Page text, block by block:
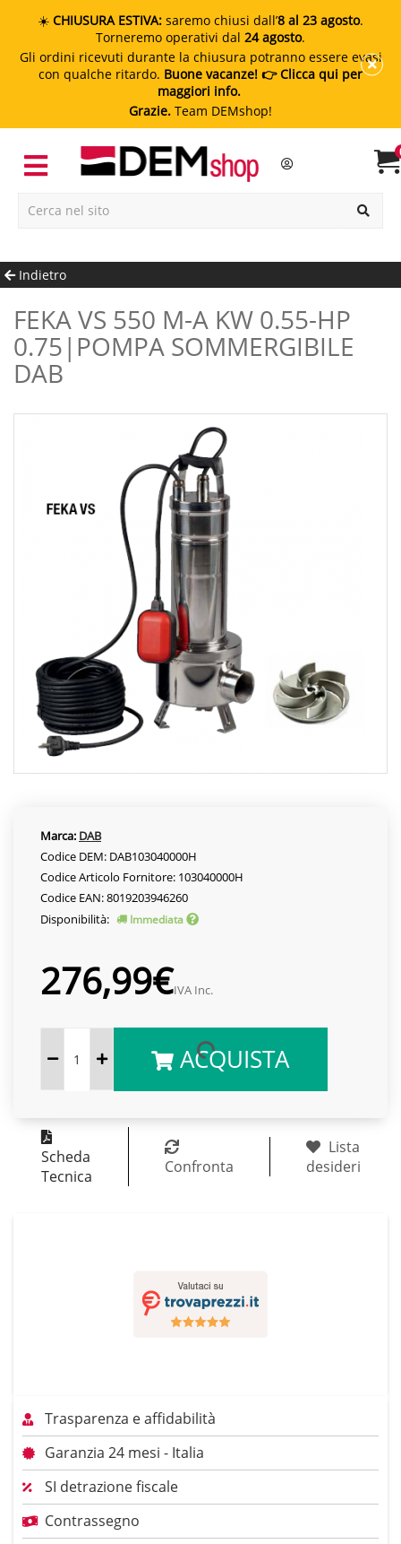
☀️ CHIUSURA ESTIVA: saremo chiusi dall’8 al 23 agosto.
Torneremo operativi dal 24 agosto.
Gli ordini ricevuti durante la chiusura potranno essere evasi
con qualche ritardo. Buone vacanze! 👉 Clicca qui per
maggiori info.
Grazie. Team DEMshop!
Indietro
FEKA VS 550 M-A KW 0.55-HP
0.75|POMPA SOMMERGIBILE
DAB
Marca: DAB
Codice DEM: DAB103040000H
Codice Articolo Fornitore: 103040000H
Codice EAN: 8019203946260
Disponibilità:
Immediata
276,99€IVA Inc.
ACQUISTA
Scheda
Tecnica
Confronta
Lista
desideri
Trasparenza e affidabilità
Garanzia 24 mesi - Italia
SI detrazione fiscale
Contrassegno